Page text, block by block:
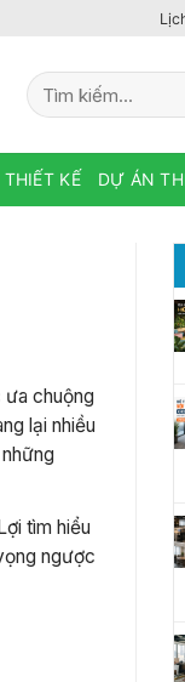
Tìm
kiếm:
KẾ DỰ ÁN
chuộng
lại nhiều
tìm hiểu
ngược